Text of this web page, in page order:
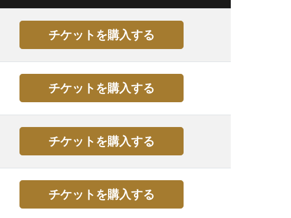
チケットを購入する
チケットを購入する
チケットを購入する
チケットを購入する